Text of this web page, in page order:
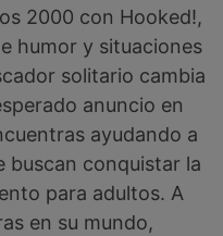
2000 con Hooked!,
humor y situaciones
solitario cambia
anuncio en
ayudando a
buscan conquistar la
para adultos. A
en su mundo,